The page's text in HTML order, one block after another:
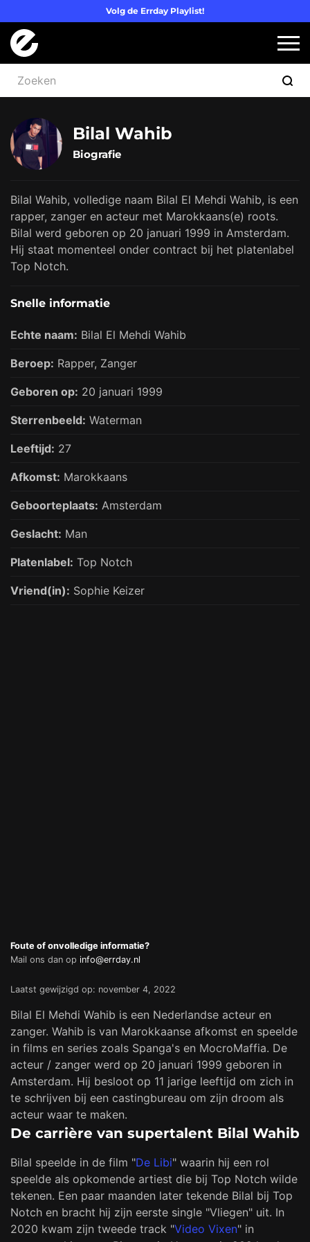
Volg de Errday Playlist!
Bilal Wahib
Biografie
Bilal Wahib, volledige naam Bilal El Mehdi Wahib, is een
rapper, zanger en acteur met Marokkaans(e) roots.
Bilal werd geboren op 20 januari 1999 in Amsterdam.
Hij staat momenteel onder contract bij het platenlabel
Top Notch.
Snelle informatie
Echte naam: Bilal El Mehdi Wahib
Beroep: Rapper, Zanger
Geboren op: 20 januari 1999
Sterrenbeeld: Waterman
Leeftijd: 27
Afkomst: Marokkaans
Geboorteplaats: Amsterdam
Geslacht: Man
Platenlabel: Top Notch
Vriend(in): Sophie Keizer
Foute of onvolledige informatie?
Mail ons dan op info@errday.nl
Laatst gewijzigd op: november 4, 2022
Bilal El Mehdi Wahib is een Nederlandse acteur en
zanger. Wahib is van Marokkaanse afkomst en speelde
in films en series zoals Spanga's en MocroMaffia. De
acteur / zanger werd op 20 januari 1999 geboren in
Amsterdam. Hij besloot op 11 jarige leeftijd om zich in
te schrijven bij een castingbureau om zijn droom als
acteur waar te maken.
De carrière van supertalent Bilal Wahib
Bilal speelde in de film "De Libi" waarin hij een rol
speelde als opkomende artiest die bij Top Notch wilde
tekenen. Een paar maanden later tekende Bilal bij Top
Notch en bracht hij zijn eerste single "Vliegen" uit. In
2020 kwam zijn tweede track "Video Vixen" in